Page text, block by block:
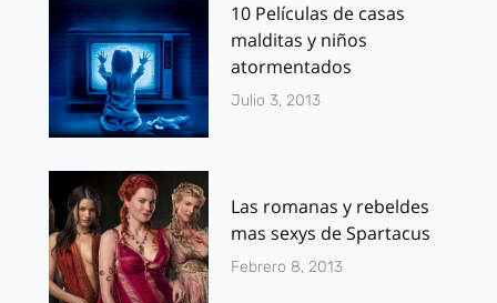
10 Películas de casas
malditas y niños
atormentados
Julio 3, 2013
Las romanas y rebeldes
mas sexys de Spartacus
Febrero 8, 2013